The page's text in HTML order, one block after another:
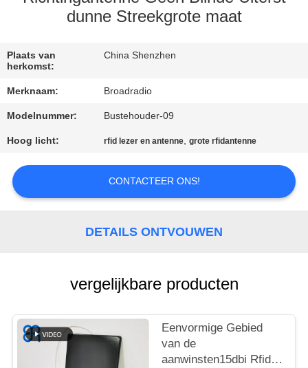
FABRIEKSREIS
KWALITEITSCONTROLE
ONS
NIEUWS
GEVALLEN
VERZOEK
EEN
CITAAT
dunne Streekgrote maat
Plaats van
herkomst:
China Shenzhen
Merknaam: Broadradio
Modelnummer: Bustehouder-09
Hoog licht: rfid lezer en antenne,grote rfidantenne
CONTACTEER ONS!
DETAILS ONTVOUWEN
vergelijkbare producten
Eenvormige Gebied
van de
aanwinsten15dbi Rfid